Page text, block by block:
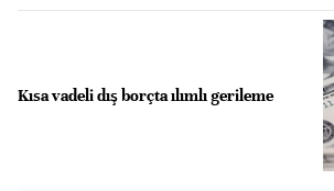
Kısa vadeli dış borçta ılımlı gerileme